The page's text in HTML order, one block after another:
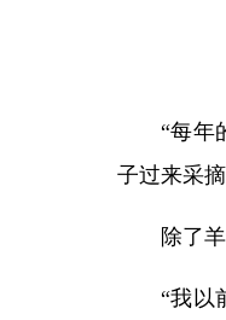
“每年
子过来采
除了
“我以